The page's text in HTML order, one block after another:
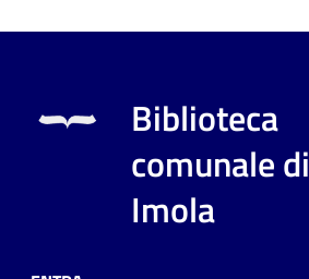
fare
Scopri
Biblioteca
comunale di
Imola